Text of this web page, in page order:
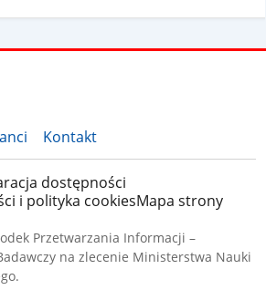
Kontakt
dostępności
i polityka cookiesMapa strony
Przetwarzania Informacji –
na zlecenie Ministerstwa Nauki